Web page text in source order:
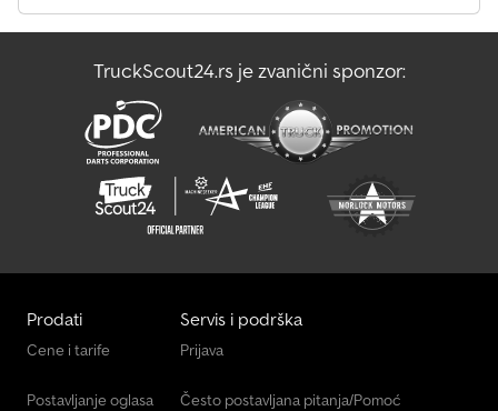
TruckScout24.rs je zvanični sponzor:
Prodati
Cene i tarife
Postavljanje oglasa
Servis i podrška
Prijava
Često postavljana pitanja/Pomoć